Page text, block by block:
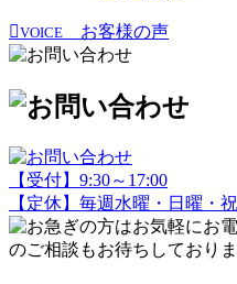
VOICE お客様の声
【受付】9:30～17:00
【定休】毎週水曜・日曜・